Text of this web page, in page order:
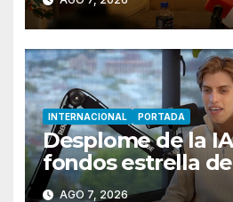
INTERNACIONAL PORTADA
Desplome de la
fondos estrella
AGO 7, 2026